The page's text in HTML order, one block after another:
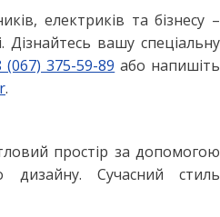
електриків та бізнесу –
Дізнайтесь вашу спеціальну
(067) 375-59-89 або напишіть
.
простір за допомогою
дизайну. Сучасний стиль